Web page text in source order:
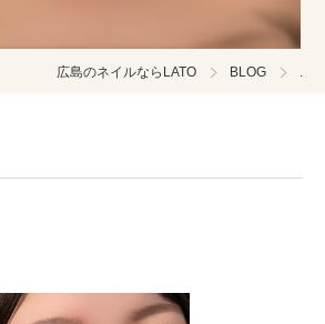
広島のネイルならLATO BLOG